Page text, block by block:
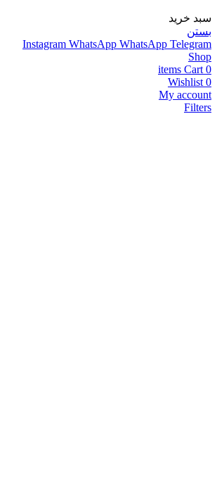
سبد خرید
بستن
Instagram WhatsApp WhatsApp Telegram
Shop
0
items Cart
0
Wishlist
My account
Filters